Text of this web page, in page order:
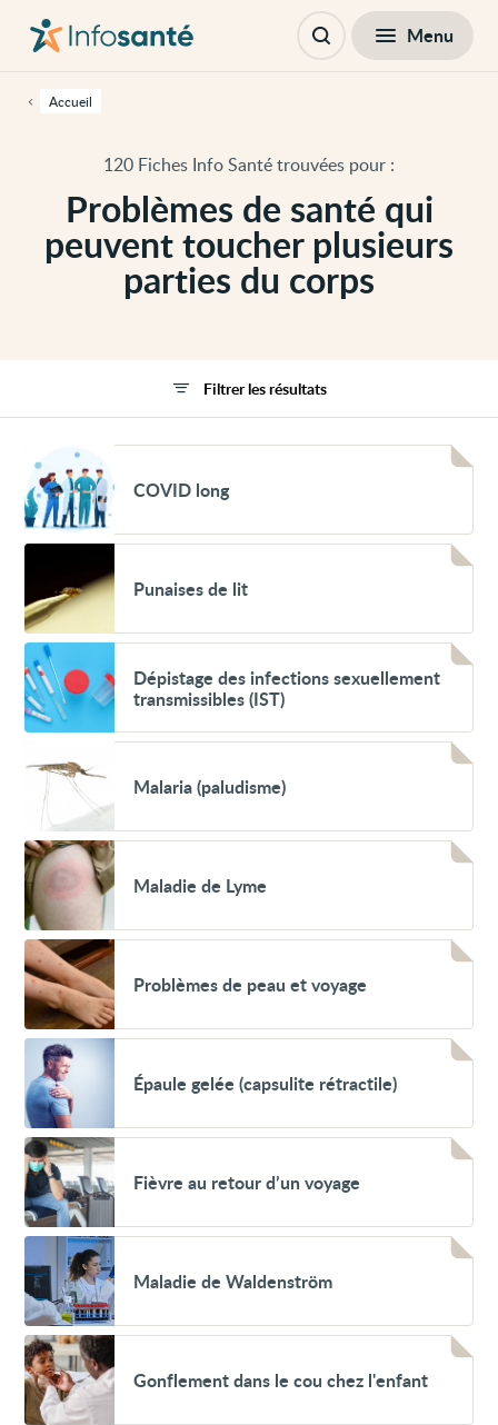
contenu
cette
principaleProblèmes de santé qui
peuvent toucher plusieurs
parties du corps
120 Fiches Info Santé trouvées pour :
Accueil
principale
Ouvrir Menu
COVID
long
COVID long
Voir
lit
Punaises de lit
Voir
Dépistage
des
infections
sexuellement
transmissibles
Dépistage des infections sexuellement
transmissibles (IST)
Malaria
(paludisme)
Malaria (paludisme)
Voir
Maladie
de
Lyme
Maladie de Lyme
Voir
Problèmes
de
peau
et
voyage
Problèmes de peau et voyage
Voir
Épaule
gelée
(capsulite
rétractile)
Épaule gelée (capsulite rétractile)
Voir
Fièvre
au
retour
d’un
voyage
Fièvre au retour d’un voyage
Voir
Maladie
de
Waldenström
Maladie de Waldenström
Voir
Gonflement
dans
le
cou
Gonflement dans le cou chez l'enfant
Filtrer les résultats
Filtres Fermer